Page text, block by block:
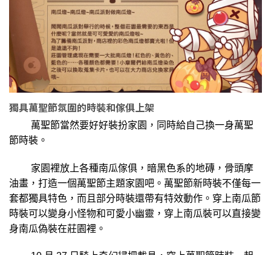
獨具萬聖節氛圍的時裝和傢俱上架
萬聖節當然要好好裝扮家園，同時給自己換一身萬聖
節時裝。
家園裡放上各種南瓜傢俱，暗黑色系的地磚，骨頭摩
油畫，打造一個萬聖節主題家園吧。萬聖節新時裝不僅每一
套都獨具特色，而且部分時裝還帶有特效動作。穿上南瓜節
時裝可以變身小怪物和可愛小幽靈，穿上南瓜裝可以直接變
身南瓜偽裝在莊園裡。